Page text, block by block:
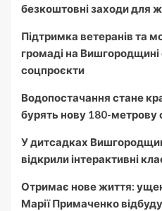
безкоштовні заходи для
Підтримка ветеранів та
громаді на Вишгородщині
соцпроєкти
Водопостачання стане
бурять нову 180-метрову
У дитсадках
відкрили інтерактивні
Отримає нове життя:
Марії Примаченко